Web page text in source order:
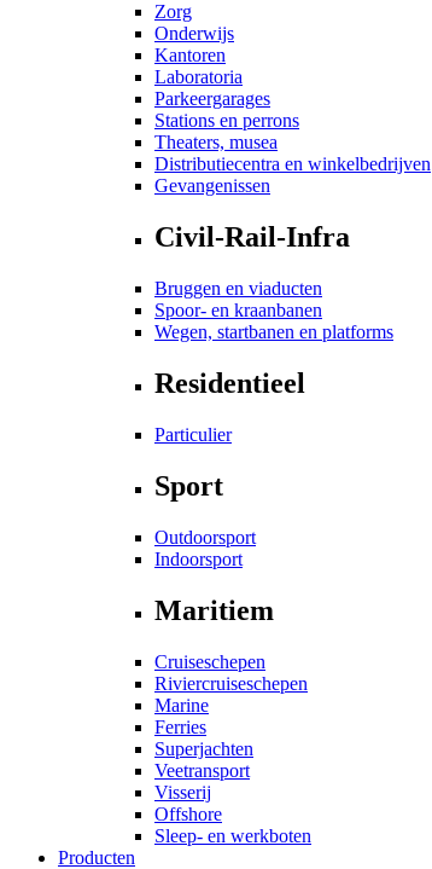
Zorg
Onderwijs
Kantoren
Laboratoria
Parkeergarages
Stations en perrons
Theaters, musea
Distributiecentra en winkelbedrijven
Gevangenissen
Civil-Rail-Infra
Bruggen en viaducten
Spoor- en kraanbanen
Wegen, startbanen en platforms
Residentieel
Particulier
Sport
Outdoorsport
Indoorsport
Maritiem
Cruiseschepen
Riviercruiseschepen
Marine
Ferries
Superjachten
Veetransport
Visserij
Offshore
Sleep- en werkboten
Producten